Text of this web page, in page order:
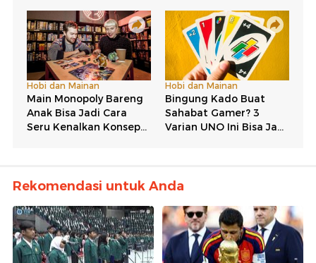
Rekomendasi untuk Anda